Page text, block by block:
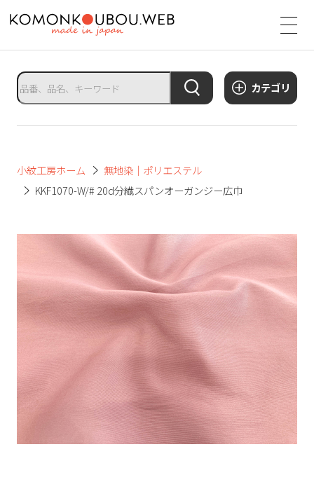
カテゴリ
小紋工房ホーム
無地染｜ポリエステル
KKF1070-W/# 20d分繊スパンオーガンジー広巾
サ
イ
ト
タ
イ
ト
ニ
ュ
ー
を
開
く